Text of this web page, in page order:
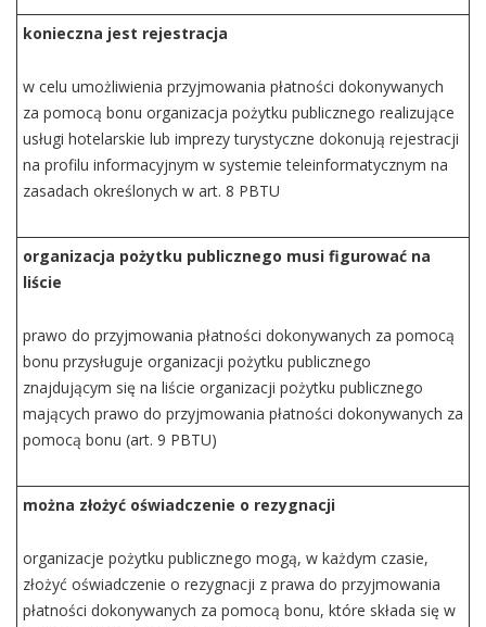
konieczna jest rejestracja
w celu umożliwienia przyjmowania płatności dokonywanych
za pomocą bonu organizacja pożytku publicznego realizujące
usługi hotelarskie lub imprezy turystyczne dokonują rejestracji
na profilu informacyjnym w systemie teleinformatycznym na
zasadach określonych w art. 8 PBTU
organizacja pożytku publicznego musi figurować na
liście
prawo do przyjmowania płatności dokonywanych za pomocą
bonu przysługuje organizacji pożytku publicznego
znajdującym się na liście organizacji pożytku publicznego
mających prawo do przyjmowania płatności dokonywanych za
pomocą bonu (art. 9 PBTU)
można złożyć oświadczenie o rezygnacji
organizacje pożytku publicznego mogą, w każdym czasie,
złożyć oświadczenie o rezygnacji z prawa do przyjmowania
płatności dokonywanych za pomocą bonu, które składa się w